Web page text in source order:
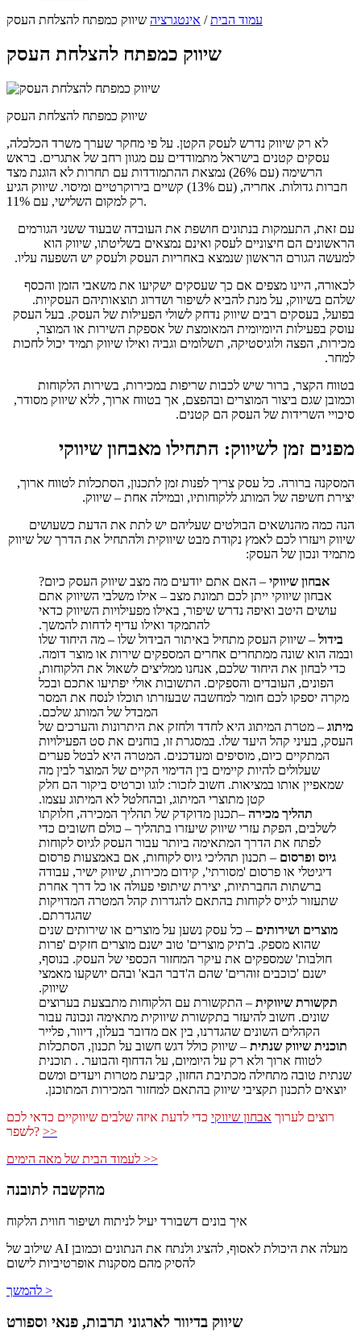
עמוד הבית/ אינטגרציה שיווק כמפתח להצלחת העסק
שיווק כמפתח להצלחת העסק
שיווק כמפתח להצלחת העסק
לא רק שיווק נדרש לעסק הקטן. על פי מחקר שערך משרד הכלכלה,
עסקים קטנים בישראל מתמודדים עם מגוון רחב של אתגרים. בראש
הרשימה (עם 26%) נמצאת ההתמודדות עם תחרות לא הוגנת מצד
חברות גדולות. אחריה, (עם 13%) קשיים בירוקרטיים ומיסוי. שיווק הגיע
רק למקום השלישי, עם 11%.
עם זאת, התעמקות בנתונים חושפת את העובדה שבעוד ששני הגורמים
הראשונים הם חיצוניים לעסק ואינם נמצאים בשליטתו, שיווק הוא
למעשה הגורם הראשון שנמצא באחריות העסק ולעסק יש השפעה עליו.
לכאורה, היינו מצפים אם כך שעסקים ישקיעו את משאבי הזמן והכסף
שלהם בשיווק, על מנת להביא לשיפור ושדרוג תוצאותיהם העסקיות.
בפועל, בעסקים רבים שיווק נדחק לשולי הפעילות של העסק. בעל העסק
עוסק בפעילות היומיומית המאומצת של אספקת השירות או המוצר,
מכירות, הפצה ולוגיסטיקה, תשלומים וגביה ואילו שיווק תמיד יכול לחכות
למחר.
בטווח הקצר, ברור שיש לכבות שריפות במכירות, בשירות הלקוחות
וכמובן שגם ביצור המוצרים ובהפצם, אך בטווח ארוך, ללא שיווק מסודר,
סיכויי השרידות של העסק הם קטנים.
מפנים זמן לשיווק: התחילו מאבחון שיווקי
המסקנה ברורה. כל עסק צריך לפנות זמן לתכנון, הסתכלות לטווח ארוך,
יצירת חשיפה של המותג ללקוחותיו, ובמילה אחת – שיווק.
הנה כמה מהנושאים הבולטים שעליהם יש לתת את הדעת כשעושים
שיווק ויעזרו לכם לאמץ נקודת מבט שיווקית ולהתחיל את הדרך של שיווק
מתמיד ונכון של העסק:
אבחון שיווקי – האם אתם יודעים מה מצב שיווק העסק כיום?
אבחון שיווקי ייתן לכם תמונת מצב – אילו משלבי השיווק אתם
עושים היטב ואיפה נדרש שיפור, באילו מפעילויות השיווק כדאי
להתמקד ואילו עדיף לדחות להמשך.
בידול – שיווק העסק מתחיל באיתור הבידול שלו – מה היחוד שלו
ובמה הוא שונה ממתחרים אחרים המספקים שירות או מוצר דומה.
כדי לבחון את היחוד שלכם, אנחנו ממליצים לשאול את הלקוחות,
הפונים, העובדים והספקים. התשובות אולי יפתיעו אתכם ובכל
מקרה יספקו לכם חומר למחשבה שבעזרתו תוכלו לנסח את המסר
המבדל של המותג שלכם.
מיתוג – מטרת המיתוג היא לחדד ולחזק את היתרונות והערכים של
העסק, בעיני קהל היעד שלו. במסגרת זו, בוחנים את סט הפעילויות
המתקיים כיום, מוסיפים ומעדכנים. המטרה היא לבטל פערים
שעלולים להיות קיימים בין הדימוי הקיים של המוצר לבין מה
שמאפיין אותו במציאות. חשוב לזכור: לוגו וכרטיס ביקור הם חלק
קטן מתוצרי המיתוג, ובהחלטל לא המיתוג עצמו.
תהליך מכירה –תכנון מדוקדק של תהליך המכירה, חלוקתו
לשלבים, הפקת עזרי שיווק שיעזרו בתהליך – כולם חשובים כדי
לפתח את הדרך המתאימה ביותר עבור העסק לגיוס לקוחות
גיוס ופרסום – תכנון תהליכי גיוס לקוחות, אם באמצעות פרסום
דיגיטלי או פרסום 'מסורתי', קידום מכירות, שיווק ישיר, עבודה
ברשתות החברתיות, יצירת שיתופי פעולה או כל דרך אחרת
שתעזור לגייס לקוחות בהתאם להגדרות קהל המטרה המדויקות
שהגדרתם.
מוצרים ושירותים – כל עסק נשען על מוצרים או שירותים שנים
שהוא מספק. ב'תיק מוצרים' טוב ישנם מוצרים חזקים 'פרות
חולבות' שמספקים את עיקר המחזור הכספי של העסק. בנוסף,
ישנם 'כוכבים זוהרים' שהם ה'דבר הבא' ובהם יושקעו מאמצי
שיווק.
תקשורת שיווקית – התקשורת עם הלקוחות מתבצעת בערוצים
שונים. חשוב להיעזר בתקשורת שיווקית מתאימה ונכונה עבור
הקהלים השונים שהגדרנו, בין אם מדובר בעלון, דיוור, פלייר
תוכנית שיווק שנתית – שיווק כולל דגש חשוב על תכנון, הסתכלות
לטווח ארוך ולא רק על היומיום, על הדחוף והבוער. . תוכנית
שנתית טובה מתחילה מכתיבת החזון, קביעת מטרות ויעדים ומשם
יוצאים לתכנון תקציבי שיווק בהתאם למחזור המכירות המתוכנן.
רוצים לערוך אבחון שיווקי כדי לדעת איזה שלבים שיווקיים כדאי לכם
לשפר? >>
לעמוד הבית של מאה הימים >>
מהקשבה לתובנה
איך בונים דשבורד יעיל לניתוח ושיפור חווית הלקוח
שילוב של AI מעלה את היכולת לאסוף, להציג ולנתח את הנתונים וכמובן
להסיק מהם מסקנות אופרטיביות לישום
להמשך >
שיווק בדיוור לארגוני תרבות, פנאי וספורט